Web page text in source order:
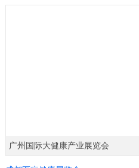
广州国际大健康产业展览会